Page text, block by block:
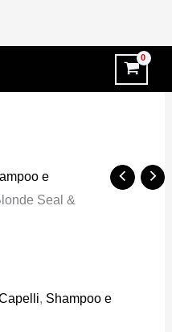
e
Seal &
, Shampoo e